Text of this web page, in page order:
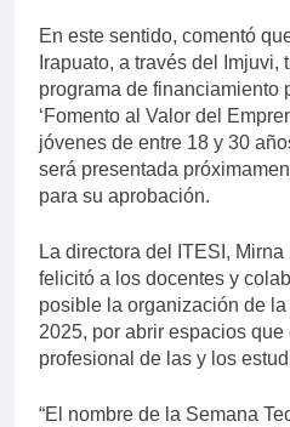
En este sentido, comentó
Irapuato, a través del Imjuvi,
programa de financiamiento
‘Fomento al Valor del
jóvenes de entre 18 y 30
será presentada
para su aprobación.
La directora del ITESI,
felicitó a los docentes y
posible la organización de
2025, por abrir espacios
profesional de las y los
“El nombre de la Semana